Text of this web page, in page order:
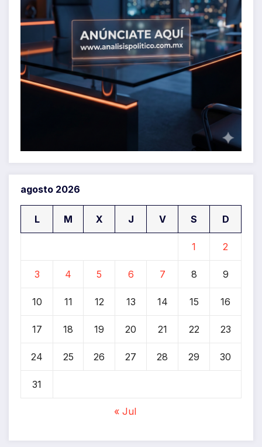
agosto 2026
L M X J V S D
1 2
3 4 5 6 7 8 9
10 11 12 13 14 15 16
17 18 19 20 21 22 23
24 25 26 27 28 29 30
31
« Jul